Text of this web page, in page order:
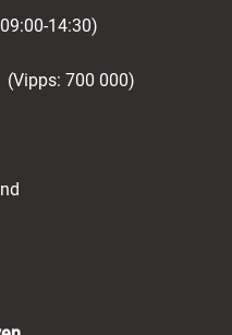
14:30)
(Vipps: 700 000)